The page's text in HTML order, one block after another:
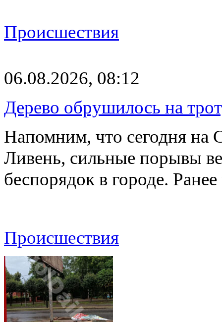
Происшествия
06.08.2026, 08:12
Дерево обрушилось на
Напомним, что сегодня на
Ливень, сильные порывы
беспорядок в городе.
Происшествия